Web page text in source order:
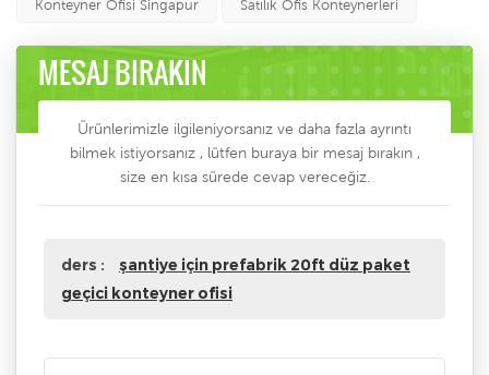
Konteyner Ofisi Singapur Satılık Ofis Konteynerleri
MESAJ BIRAKIN
Ürünlerimizle ilgileniyorsanız ve daha fazla ayrıntı
bilmek istiyorsanız , lütfen buraya bir mesaj bırakın ,
size en kısa sürede cevap vereceğiz.
ders :
şantiye için prefabrik 20ft düz paket
geçici konteyner ofisi